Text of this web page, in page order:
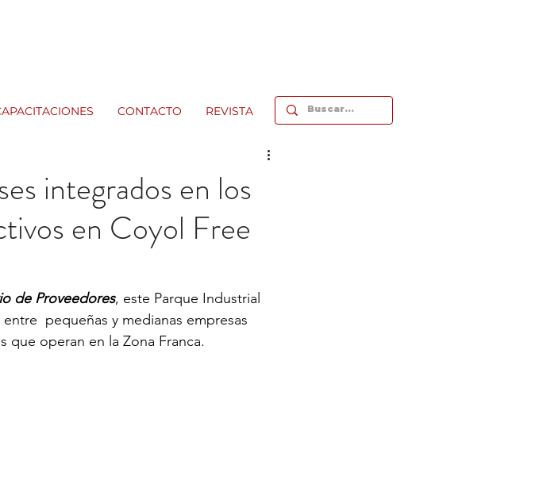
CONTACTO REVISTA
integrados en los
en Coyol Free
de Proveedores, este Parque Industrial
pequeñas y medianas empresas
que operan en la Zona Franca.